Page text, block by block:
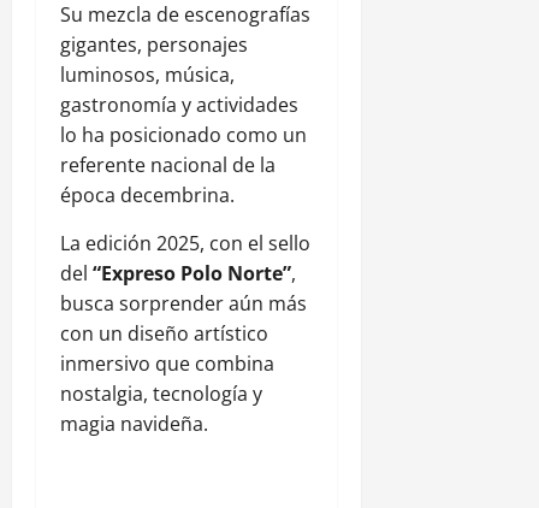
Su mezcla de escenografías
gigantes, personajes
luminosos, música,
gastronomía y actividades
lo ha posicionado como un
referente nacional de la
época decembrina.
La edición 2025, con el sello
del “Expreso Polo Norte”,
busca sorprender aún más
con un diseño artístico
inmersivo que combina
nostalgia, tecnología y
magia navideña.